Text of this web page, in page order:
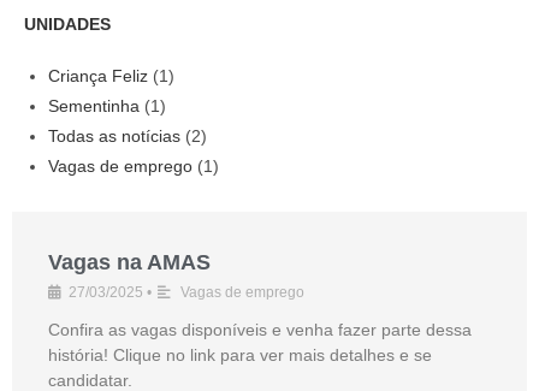
UNIDADES
Criança Feliz (1)
Sementinha (1)
Todas as notícias (2)
Vagas de emprego (1)
Vagas na AMAS
27/03/2025 • Vagas de emprego
Confira as vagas disponíveis e venha fazer parte dessa
história! Clique no link para ver mais detalhes e se
candidatar.